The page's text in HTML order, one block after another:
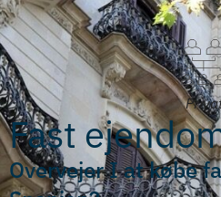
Fast
Overvejer I at købe